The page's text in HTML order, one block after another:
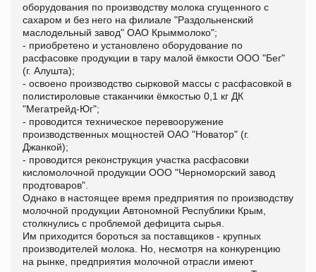
оборудования по производству молока сгущенного с
сахаром и без него на филиале "Раздольненский
маслодельный завод" ОАО Крыммолоко";
- приобретено и установлено оборудование по
расфасовке продукции в тару малой ёмкости ООО "Бег"
(г. Алушта);
- освоено производство сырковой массы с расфасовкой в
полистироловые стаканчики ёмкостью 0,1 кг ДК
"Мегатрейд-Юг";
- проводится техническое перевооружение
производственных мощностей ОАО "Новатор" (г.
Джанкой);
- проводится реконструкция участка расфасовки
кисломолочной продукции ООО "Черноморский завод
продтоваров".
Однако в настоящее время предприятия по производству
молочной продукции Автономной Республики Крым,
столкнулись с проблемой дефицита сырья.
Им приходится бороться за поставщиков - крупных
производителей молока. Но, несмотря на конкуренцию
на рынке, предприятия молочной отрасли имеют